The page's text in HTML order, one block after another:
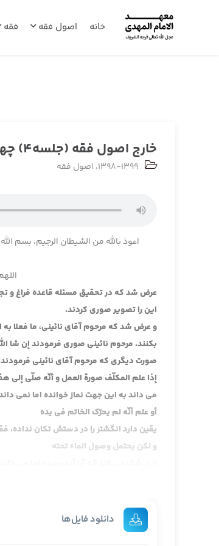
خانه اصول فقه فقه
خارج اصول فقه (جلسه4) چهارشنبه 1398/06/27
1398-1399، اصول فقه
اعوذ بالله من الشیطان الرجیم، بسم
عرض شد که در تحقیق مسئله قاعده فراغ و
این را تصویر صوری کردند.
و عرض شد که مرحوم آقای نائینی، ما فعلا به
بکنند. مرحوم نائینی صوری فرمودند إن شا
صورت دیگری که مرحوم آقای نائینی
إذا علم المكلّف صورة العمل و أنّه صلّى إلى
می داند به این جهت نماز خوانده اما نمی
أو علم أنّه لم يحرّك الخاتم في يده
یقین دارد انگشتر را در دستش تکان نداده،
و لكن يحتمل وصول الماء تحته
در این صورت قاعده جاری نیست.
فانّ الشكّ فيه لا يتمحّض في جهة انطباق
دانلود فایل‌ها